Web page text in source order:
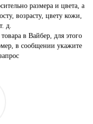
размера и цвета, а
возрасту, цвету кожи,
д.
в Вайбер, для этого
в сообщении укажите